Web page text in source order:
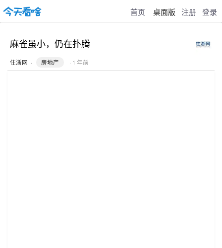
首页 桌面版 注册 登录
麻雀虽小，仍在扑腾
住浙网 · 房地产 · 1 年前